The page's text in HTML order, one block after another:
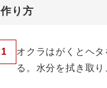
作り方
1
オクラはがくとヘ
る。水分を拭き取り